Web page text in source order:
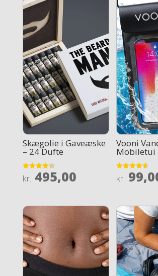
Skægolie i Gaveæske
– 24 Dufte
Rated
4.4
kr. 495,00
Vooni
Mobiletui
Rated
4.6
kr.